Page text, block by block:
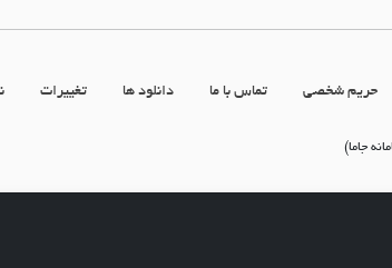
حریم شخصی تماس با ما دانلود ها تغییرات